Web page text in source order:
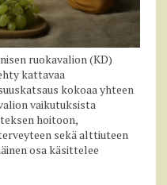
ruokavalion (KD)
kattavaa
kokoaa yhteen
vaikutuksista
hoitoon,
sekä alttiuteen
osa käsittelee